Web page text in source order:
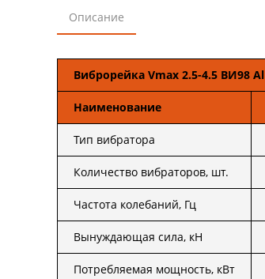
Описание
Виброрейка Vmax 2.5-4.5 ВИ98 Al
Наименование
Тип вибратора
Количество вибраторов, шт.
Частота колебаний, Гц
Вынуждающая сила, кН
Потребляемая мощность, кВт